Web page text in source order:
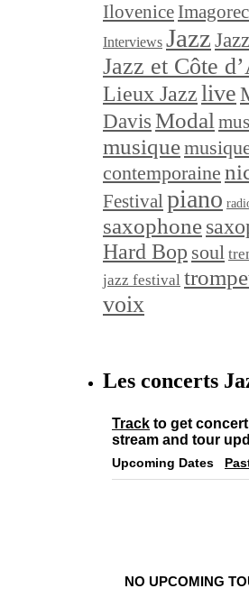
Ilovenice
Interviews Jazz
Jazz et Côte
Lieux Jazzlive
Davis Modal
musique
contemporaine
Festival piano
saxophone
Hard Bop soul
jazz festival
voix
Les concerts
Track to get
stream and tour
Upcoming Dates
NO UPCOMING